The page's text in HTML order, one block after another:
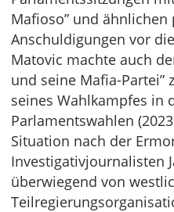
Mafioso” und ähnlichen
Anschuldigungen vor
Matovic machte auch
und seine Mafia-Partei”
seines Wahlkampfes in
Parlamentswahlen
Situation nach der
Investigativjournalisten
überwiegend von